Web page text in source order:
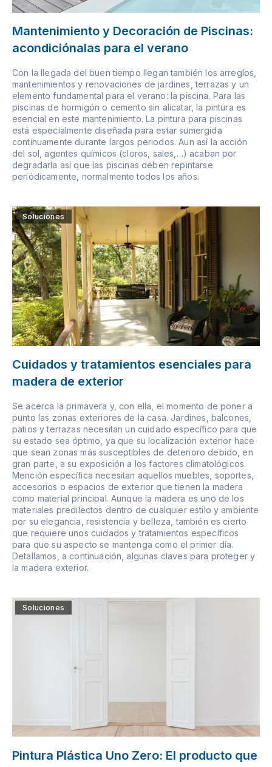
Mantenimiento y Decoración de Piscinas:
acondiciónalas para el verano
Con la llegada del buen tiempo llegan también los arreglos,
mantenimientos y renovaciones de jardines, terrazas y un
elemento fundamental para el verano: la piscina. Para las
piscinas de hormigón o cemento sin alicatar, la pintura es
esencial en este mantenimiento. La pintura para piscinas
está especialmente diseñada para estar sumergida
continuamente durante largos periodos. Aun así la acción
del sol, agentes químicos (cloros, sales,…) acaban por
degradarla así que las piscinas deben repintarse
periódicamente, normalmente todos los años.
Soluciones
Cuidados y tratamientos esenciales para
madera de exterior
Se acerca la primavera y, con ella, el momento de poner a
punto las zonas exteriores de la casa. Jardines, balcones,
patios y terrazas necesitan un cuidado específico para que
su estado sea óptimo, ya que su localización exterior hace
que sean zonas más susceptibles de deterioro debido, en
gran parte, a su exposición a los factores climatológicos.
Mención específica necesitan aquellos muebles, soportes,
accesorios o espacios de exterior que tienen la madera
como material principal. Aunque la madera es uno de los
materiales predilectos dentro de cualquier estilo y ambiente
por su elegancia, resistencia y belleza, también es cierto
que requiere unos cuidados y tratamientos específicos
para que su aspecto se mantenga como el primer día.
Detallamos, a continuación, algunas claves para proteger y
la madera exterior.
Soluciones
Pintura Plástica Uno Zero: El producto que